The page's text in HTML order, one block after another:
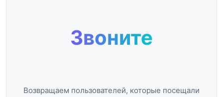
Звоните
Возвращаем пользователей, которые посещали